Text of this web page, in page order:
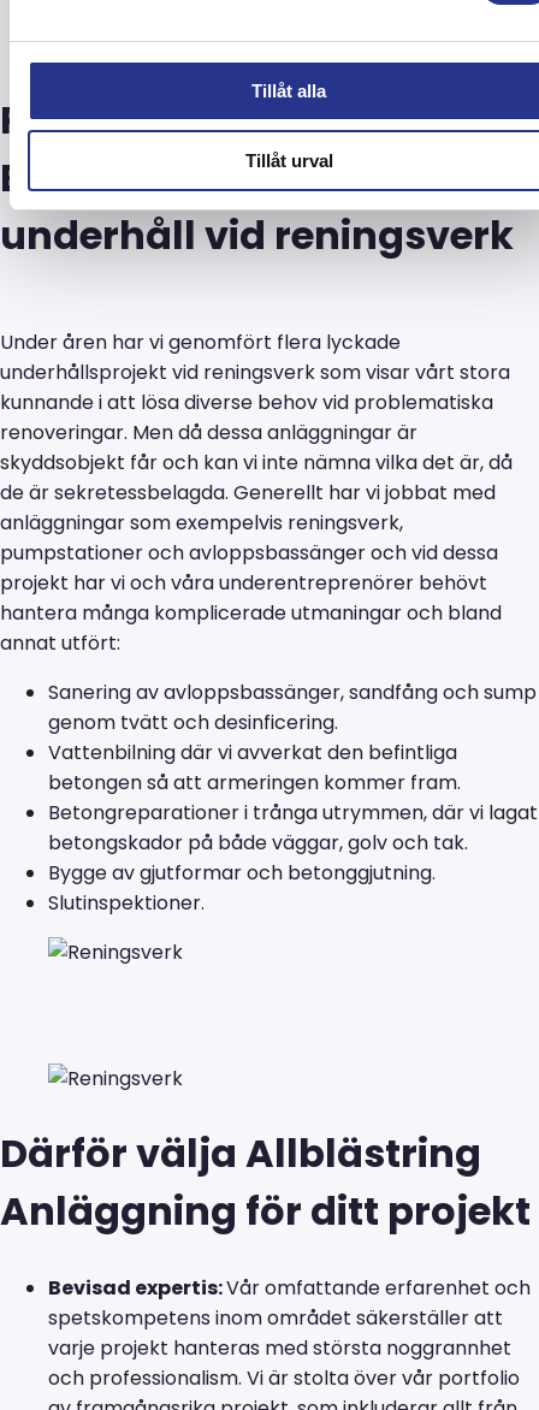
Tillåt alla
Tillåt urval
Projekt:
Betongreparationer och
underhåll vid reningsverk
Under åren har vi genomfört flera lyckade
underhållsprojekt vid reningsverk som visar vårt stora
kunnande i att lösa diverse behov vid problematiska
renoveringar. Men då dessa anläggningar är
skyddsobjekt får och kan vi inte nämna vilka det är, då
de är sekretessbelagda. Generellt har vi jobbat med
anläggningar som exempelvis reningsverk,
pumpstationer och avloppsbassänger och vid dessa
projekt har vi och våra underentreprenörer behövt
hantera många komplicerade utmaningar och bland
annat utfört:
Sanering av avloppsbassänger, sandfång och sump
genom tvätt och desinficering.
Vattenbilning där vi avverkat den befintliga
betongen så att armeringen kommer fram.
Betongreparationer i trånga utrymmen, där vi lagat
betongskador på både väggar, golv och tak.
Bygge av gjutformar och betonggjutning.
Slutinspektioner.
Därför välja Allblästring
Anläggning för ditt projekt
Bevisad expertis:Vår omfattande erfarenhet och
spetskompetens inom området säkerställer att
varje projekt hanteras med största noggrannhet
och professionalism. Vi är stolta över vår portfolio